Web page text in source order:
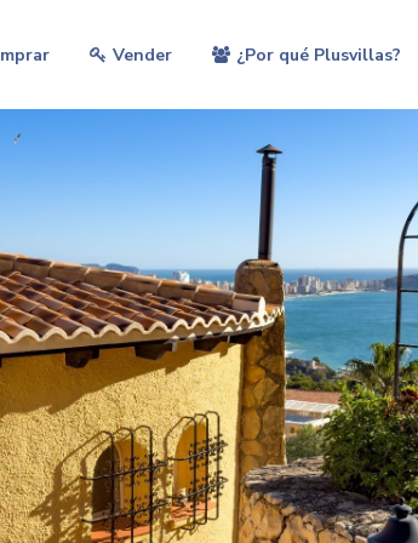
Vender ¿Por qué Plusvillas?